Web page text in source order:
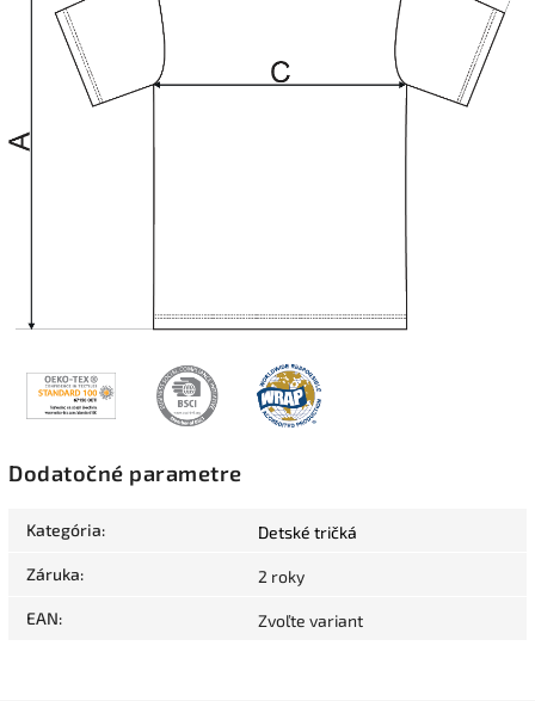
Dodatočné parametre
Kategória: Detské tričká
Záruka: 2 roky
EAN: Zvoľte variant